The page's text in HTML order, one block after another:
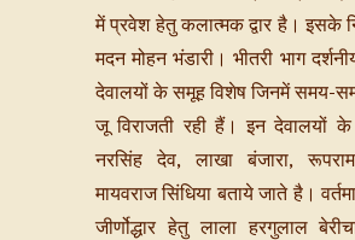
में प्रवेश हेतु कलात्मक द्वार है। इसके
मदन मोहन भंडारी। भीतरी भाग
देवालयों के समूह विशेष जिनमें समय-
जू विराजती रही हैं। इन देवालयों के
नरसिंह देव, लाखा बंजारा,
मायवराज सिंधिया बताये जाते है।
जीर्णोद्धार हेतु लाला हरगुलाल